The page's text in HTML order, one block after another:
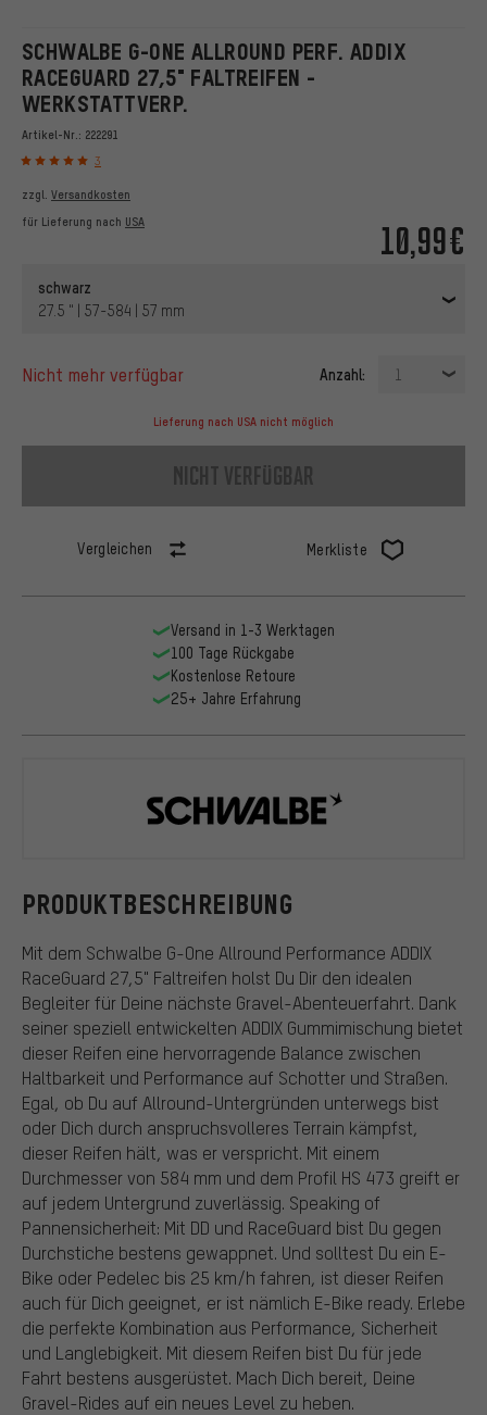
SCHWALBE G-ONE ALLROUND PERF. ADDIX
RACEGUARD 27,5" FALTREIFEN -
WERKSTATTVERP.
Artikel-Nr.: 222291
3
10,99€
zzgl. Versandkosten
für Lieferung nach USA
schwarz
27.5 " | 57-584 | 57 mm
nicht mehr verfügbar Anzahl: 1
Lieferung nach USA nicht möglich
nicht verfügbar
Vergleichen Merkliste
PRODUKTBESCHREIBUNG
Mit dem Schwalbe G-One Allround Performance ADDIX
RaceGuard 27,5" Faltreifen holst Du Dir den idealen
Begleiter für Deine nächste Gravel-Abenteuerfahrt. Dank
seiner speziell entwickelten ADDIX Gummimischung bietet
dieser Reifen eine hervorragende Balance zwischen
Haltbarkeit und Performance auf Schotter und Straßen.
Egal, ob Du auf Allround-Untergründen unterwegs bist
oder Dich durch anspruchsvolleres Terrain kämpfst,
dieser Reifen hält, was er verspricht. Mit einem
Durchmesser von 584 mm und dem Profil HS 473 greift er
auf jedem Untergrund zuverlässig. Speaking of
Pannensicherheit: Mit DD und RaceGuard bist Du gegen
Durchstiche bestens gewappnet. Und solltest Du ein E-
Bike oder Pedelec bis 25 km/h fahren, ist dieser Reifen
auch für Dich geeignet, er ist nämlich E-Bike ready. Erlebe
die perfekte Kombination aus Performance, Sicherheit
und Langlebigkeit. Mit diesem Reifen bist Du für jede
Fahrt bestens ausgerüstet. Mach Dich bereit, Deine
Gravel-Rides auf ein neues Level zu heben.
Versand in 1-3 Werktagen
100 Tage Rückgabe
Kostenlose Retoure
25+ Jahre Erfahrung